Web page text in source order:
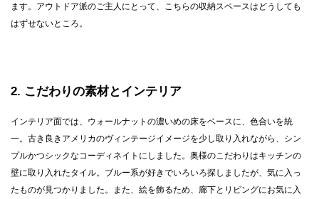
ます。アウトドア派のご主人にとって、こちらの収納スペースはどうしても
はずせないところ。
2 こだわりの素材とインテリア
インテリア面では、ウォールナットの濃いめの床をベースに、色合いを統
一。古き良きアメリカのヴィンテージイメージを少し取り入れながら、シン
プルかつシックなコーディネイトにしました。奥様のこだわりはキッチンの
壁に取り入れたタイル。ブルー系が好きでいろいろ探しましたが、気に入っ
たものが見つかりました。また、絵を飾るため、廊下とリビングにお気に入